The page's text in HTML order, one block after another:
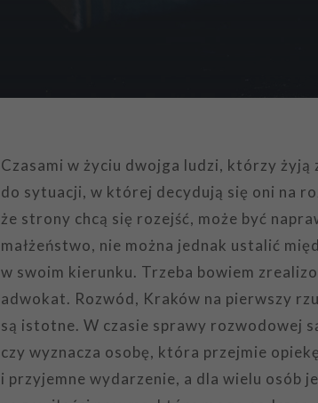
Czasami w życiu dwojga ludzi, którzy żyją
do sytuacji, w której decydują się oni na
że strony chcą się rozejść, może być
małżeństwo, nie można jednak ustalić
w swoim kierunku. Trzeba bowiem
adwokat. Rozwód, Kraków na pierwszy
są istotne. W czasie sprawy rozwodowej
czy wyznacza osobę, która przejmie
i przyjemne wydarzenie, a dla wielu osób